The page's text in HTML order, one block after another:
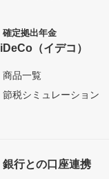
確定拠出年金
iDeCo（イデコ）
商品一覧
節税シミュレーション
銀行との口座連携